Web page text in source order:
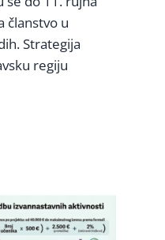
članstvo u
Strategija
regiju